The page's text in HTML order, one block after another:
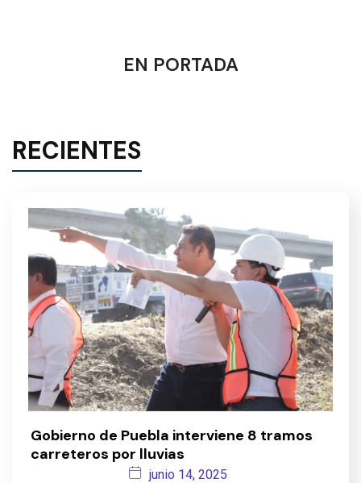
EN PORTADA
RECIENTES
Gobierno de Puebla interviene 8 tramos
carreteros por lluvias
junio 14, 2025